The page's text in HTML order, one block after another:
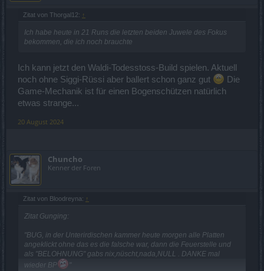
Zitat von Thorgal12: ↑
Ich habe heute in 21 Runs die letzten beiden Juwele des Fokus
bekommen, die ich noch brauchte
Ich kann jetzt den Waldi-Todesstoss-Build spielen. Aktuell
noch ohne Siggi-Rüssi aber ballert schon ganz gut
Die
Game-Mechanik ist für einen Bogenschützen natürlich
etwas strange...
20 August 2024
Chuncho
Kenner der Foren
Zitat von Bloodreyna: ↑
Zitat Gunging:
"BUG, in der Unterirdischen kammer heute morgen alle Platten
angeklickt ohne das es die falsche war, dann die Feuerstelle und
als "BELOHNUNG" gabs nix,nüscht,nada,NULL . DANKE mal
wieder BP
"